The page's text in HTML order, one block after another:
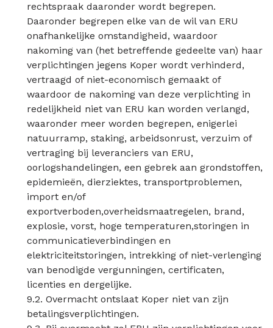
rechtspraak daaronder wordt begrepen.
Daaronder begrepen elke van de wil van ERU
onafhankelijke omstandigheid, waardoor
nakoming van (het betreffende gedeelte van) haar
verplichtingen jegens Koper wordt verhinderd,
vertraagd of niet-economisch gemaakt of
waardoor de nakoming van deze verplichting in
redelijkheid niet van ERU kan worden verlangd,
waaronder meer worden begrepen, enigerlei
natuurramp, staking, arbeidsonrust, verzuim of
vertraging bij leveranciers van ERU,
oorlogshandelingen, een gebrek aan grondstoffen,
epidemieën, dierziektes, transportproblemen,
import en/of
exportverboden,overheidsmaatregelen, brand,
explosie, vorst, hoge temperaturen,storingen in
communicatieverbindingen en
elektriciteitstoringen, intrekking of niet-verlenging
van benodigde vergunningen, certificaten,
licenties en dergelijke.
9.2. Overmacht ontslaat Koper niet van zijn
betalingsverplichtingen.